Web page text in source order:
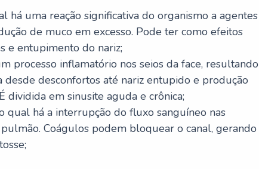
há uma reação significativa do organismo a agentes
de muco em excesso. Pode ter como efeitos
e entupimento do nariz;
processo inflamatório nos seios da face, resultando
desde desconfortos até nariz entupido e produção
dividida em sinusite aguda e crônica;
qual há a interrupção do fluxo sanguíneo nas
Coágulos podem bloquear o canal, gerando